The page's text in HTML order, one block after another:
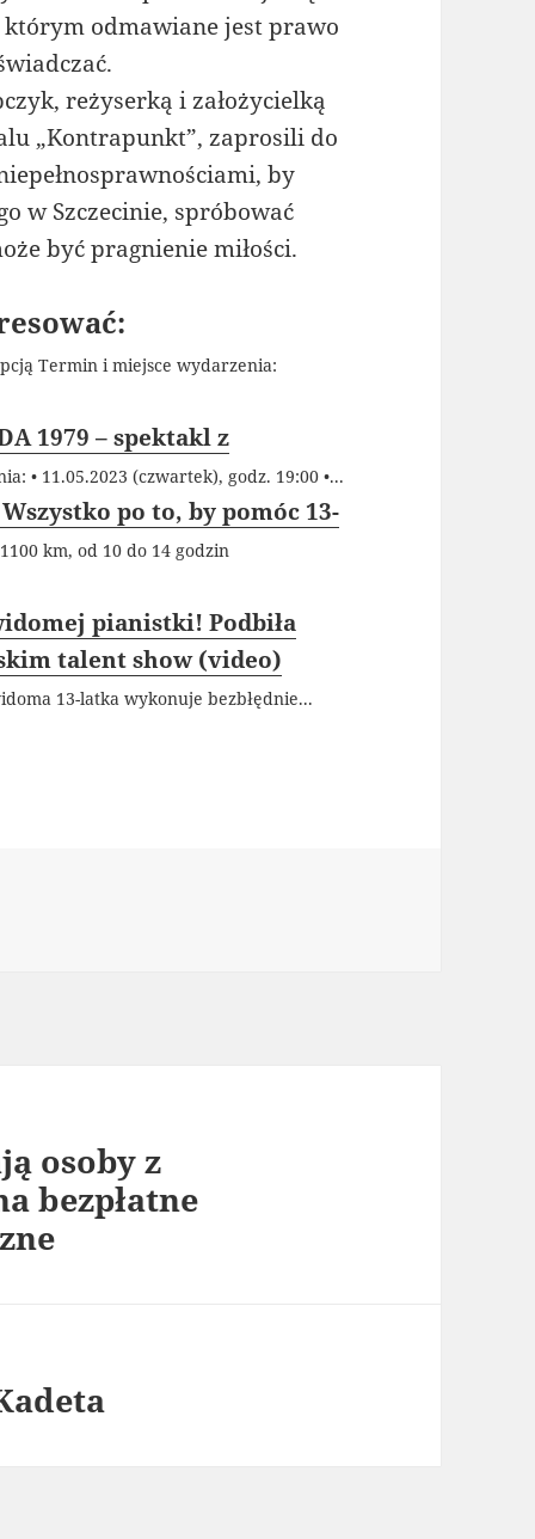
którym odmawiane jest prawo
reżyserką i założycielką
„Kontrapunkt”, zaprosili do
by
w Szczecinie, spróbować
być pragnienie miłości.
Termin i miejsce wydarzenia:
1979 – spektakl z
• 11.05.2023 (czwartek), godz. 19:00 •...
po to, by pomóc 13-
km, od 10 do 14 godzin
pianistki! Podbiła
talent show (video)
13-latka wykonuje bezbłędnie...
osoby z
bezpłatne